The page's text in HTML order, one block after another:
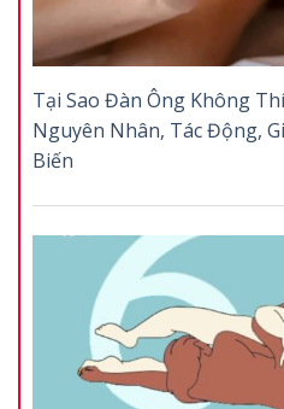
Tại Sao Đàn Ông Không
Nguyên Nhân, Tác Động,
Biến